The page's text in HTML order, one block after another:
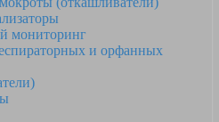
мониторинг
и орфанных